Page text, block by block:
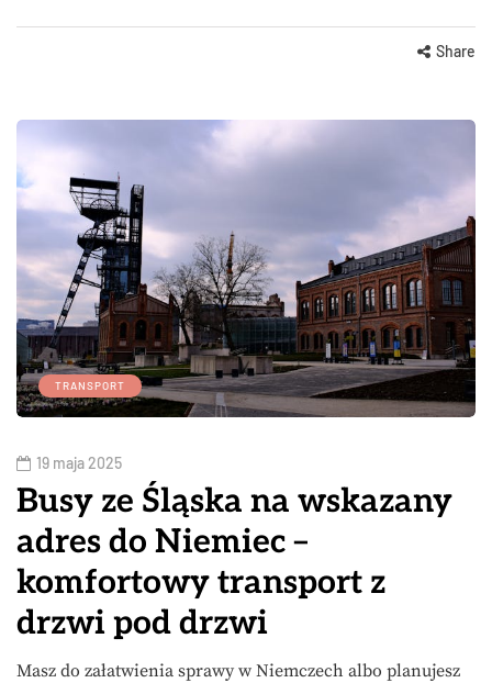
Share
TRANSPORT
19 maja 2025
Busy ze Śląska na wskazany
adres do Niemiec –
komfortowy transport z
drzwi pod drzwi
Masz do załatwienia sprawy w Niemczech albo planujesz